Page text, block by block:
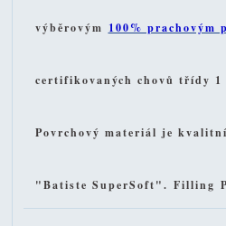
výběrovým 100% prachovým
certifikovaných chovů třídy 1
Povrchový materiál je
"Batiste SuperSoft". Filling